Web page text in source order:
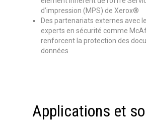
d’impression (MPS) de Xerox®
Des partenariats externes avec
experts en sécurité comme
renforcent la protection des
données
Applications et